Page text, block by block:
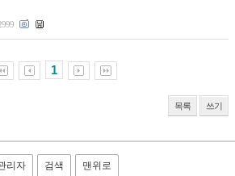
1
목록 쓰기
리자 검색 맨위로